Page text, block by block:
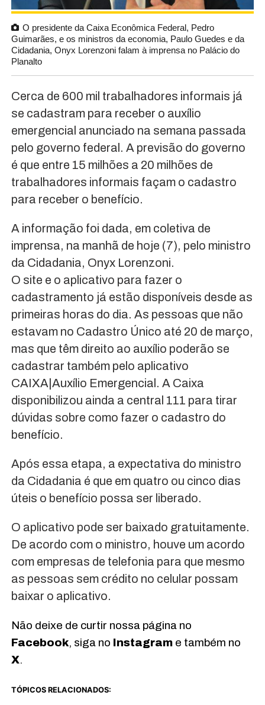
O presidente da Caixa Econômica Federal, Pedro
Guimarães, e os ministros da economia, Paulo Guedes e da
Cidadania, Onyx Lorenzoni falam à imprensa no Palácio do
Planalto
Cerca de 600 mil trabalhadores informais já
se cadastram para receber o auxílio
emergencial anunciado na semana passada
pelo governo federal. A previsão do governo
é que entre 15 milhões a 20 milhões de
trabalhadores informais façam o cadastro
para receber o benefício.
A informação foi dada, em coletiva de
imprensa, na manhã de hoje (7), pelo ministro
da Cidadania, Onyx Lorenzoni.
O site e o aplicativo para fazer o
cadastramento já estão disponíveis desde as
primeiras horas do dia. As pessoas que não
estavam no Cadastro Único até 20 de março,
mas que têm direito ao auxílio poderão se
cadastrar também pelo aplicativo
CAIXA|Auxílio Emergencial. A Caixa
disponibilizou ainda a central 111 para tirar
dúvidas sobre como fazer o cadastro do
benefício.
Após essa etapa, a expectativa do ministro
da Cidadania é que em quatro ou cinco dias
úteis o benefício possa ser liberado.
O aplicativo pode ser baixado gratuitamente.
De acordo com o ministro, houve um acordo
com empresas de telefonia para que mesmo
as pessoas sem crédito no celular possam
baixar o aplicativo.
Não deixe de curtir nossa página no
Facebook, siga no Instagrame também no
X.
TÓPICOS RELACIONADOS: